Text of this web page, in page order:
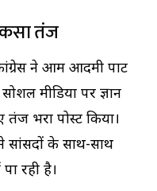
कसा तंज
ने आम आदमी पार्टी
मीडिया पर ज्ञान
तंज भरा पोस्ट किया।
सांसदों के साथ-साथ
रही है।